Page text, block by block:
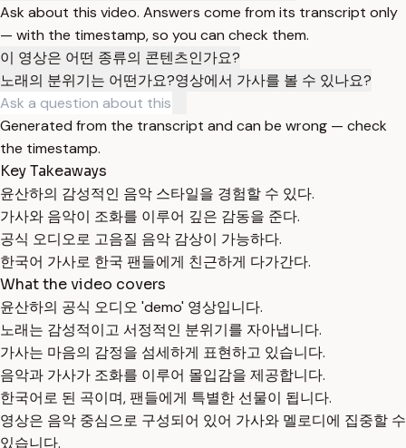
Ask about this video. Answers come from its transcript only
— with the timestamp, so you can check them.
이 영상은 어떤 종류의 콘텐츠인가요?
노래의 분위기는 어떤가요?영상에서 가사를 볼 수 있나요?
Generated from the transcript and can be wrong — check
the timestamp.
Key Takeaways
윤산하의 감성적인 음악 스타일을 경험할 수 있다.
가사와 음악이 조화를 이루어 깊은 감동을 준다.
공식 오디오로 고음질 음악 감상이 가능하다.
한국어 가사로 한국 팬들에게 친근하게 다가간다.
What the video covers
윤산하의 공식 오디오 'demo' 영상입니다.
노래는 감성적이고 서정적인 분위기를 자아냅니다.
가사는 마음의 감정을 섬세하게 표현하고 있습니다.
음악과 가사가 조화를 이루어 몰입감을 제공합니다.
한국어로 된 곡이며, 팬들에게 특별한 선물이 됩니다.
영상은 음악 중심으로 구성되어 있어 가사와 멜로디에 집중할 수
있습니다.